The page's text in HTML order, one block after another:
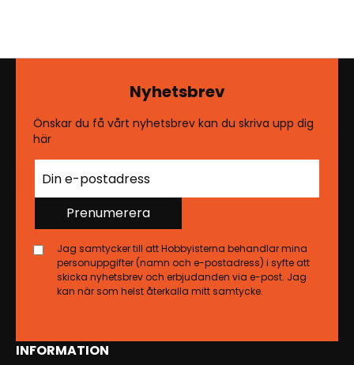
INFORMATION
Nyhetsbrev
Önskar du få vårt nyhetsbrev kan du skriva upp dig
här
Prenumerera
Jag samtycker till att Hobbyisterna behandlar mina
personuppgifter (namn och e-postadress) i syfte att
skicka nyhetsbrev och erbjudanden via e-post. Jag
kan när som helst återkalla mitt samtycke.